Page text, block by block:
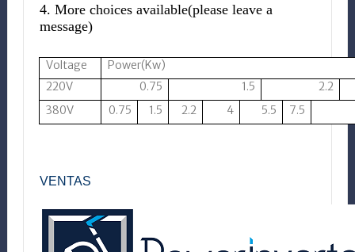
4. More choices available(please leave a
message)
Voltage
Power(Kw)
220V
0.75 1.5
2.2
380V
0.75 1.5 2.2 4 5.5 7.5
VENTAS